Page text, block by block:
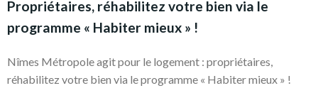
Propriétaires, réhabilitez votre bien via le
programme « Habiter mieux » !
Nîmes Métropole agit pour le logement : propriétaires,
réhabilitez votre bien via le programme « Habiter mieux » !